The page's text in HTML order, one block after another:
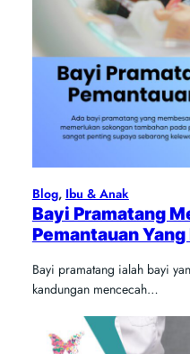
Blog, Ibu & Anak
Bayi Pramatang
Pemantauan
Bayi pramatang ialah bayi
kandungan mencecah…